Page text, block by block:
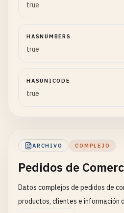
true
HASNUMBERS
true
HASUNICODE
true
ARCHIVO COMPLEJO
Pedidos de
Datos complejos de pedidos de
productos, clientes e información